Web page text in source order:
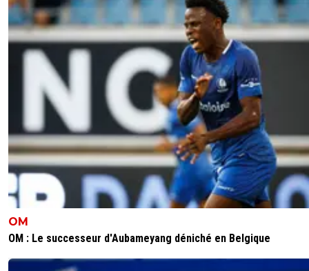
OM
OM : Le successeur d'Aubameyang déniché en Belgique